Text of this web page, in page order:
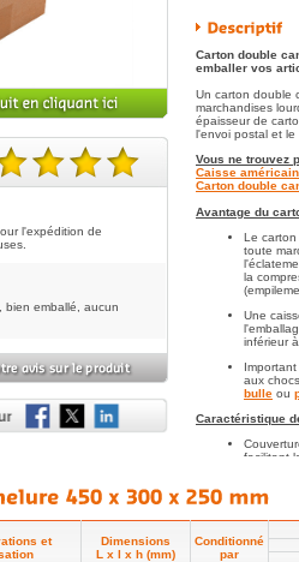
5 basé sur 2 note(s).
l'expédition de
bien emballé, aucun
Carton double
emballer vos
Un carton double
marchandises
épaisseur de
l'envoi postal et le
Vous ne trouvez
Caisse
Carton double
Avantage du
Le
toute
la
Une
inférieur
aux
bulle ou
Caractéristique
facilitant
Qualité
et
Dimensions
L x l x h (mm)
Conditionné
par